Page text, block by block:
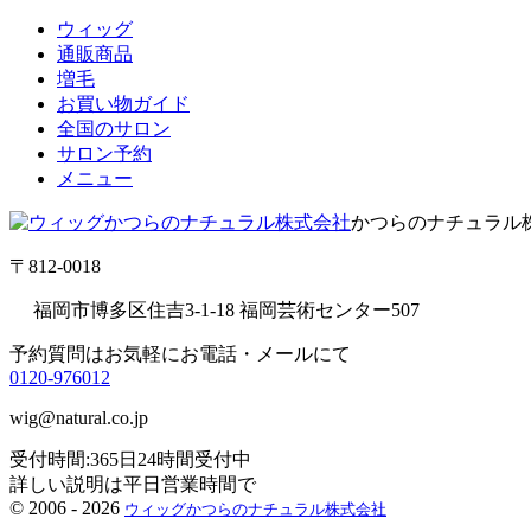
ウィッグ
通販商品
増毛
お買い物ガイド
全国のサロン
サロン予約
メニュー
かつらのナチュラル
〒812-0018
福岡市博多区住吉3-1-18 福岡芸術センター507
予約質問はお気軽にお電話・メールにて
0120-976012
wig@natural.co.jp
受付時間:365日24時間受付中
詳しい説明は平日営業時間で
© 2006 - 2026 ウィッグかつらのナチュラル株式会社